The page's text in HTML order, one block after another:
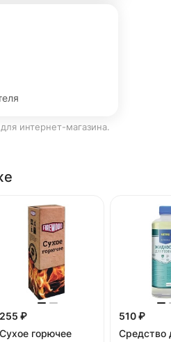
интернет-магазина.
255 ₽
Сухое горючее
510 ₽
Средство